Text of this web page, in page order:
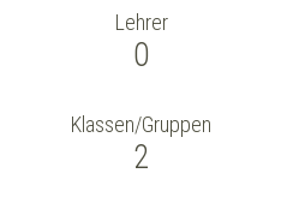
Lehrer
0
Klassen/Gruppen
2